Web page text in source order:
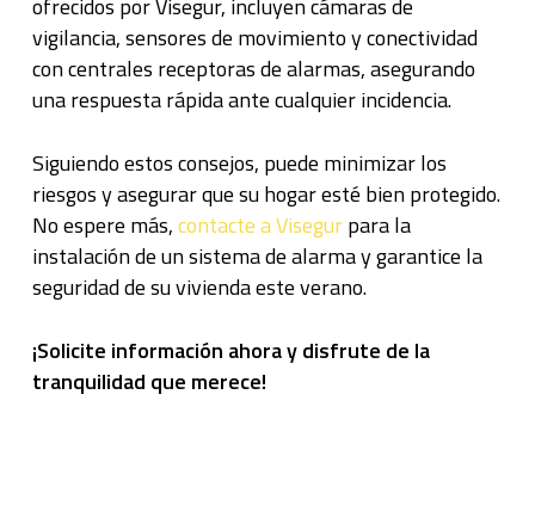
ofrecidos por Visegur, incluyen cámaras de
vigilancia, sensores de movimiento y conectividad
con centrales receptoras de alarmas, asegurando
una respuesta rápida ante cualquier incidencia.
Siguiendo estos consejos, puede minimizar los
riesgos y asegurar que su hogar esté bien protegido.
No espere más,contacte a Visegurpara la
instalación de un sistema de alarma y garantice la
seguridad de su vivienda este verano.
¡Solicite información ahora y disfrute de la
tranquilidad que merece!